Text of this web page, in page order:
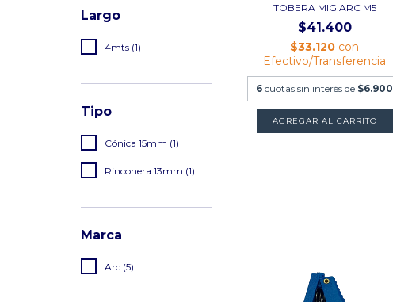
Largo
4mts (1)
Tipo
Cónica 15mm (1)
Rinconera 13mm (1)
Marca
Arc (5)
TOBERA MIG ARC M5
$41.400
$33.120 con
Efectivo/Transferencia
6 cuotas sin interés de $6.900
AGREGAR AL CARRITO